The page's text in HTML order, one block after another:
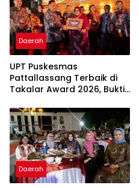
Daerah
UPT Puskesmas
Pattallassang Terbaik di
Takalar Award 2026, Bukti
Pelayanan Kesehatan
Berkualitas
Daerah